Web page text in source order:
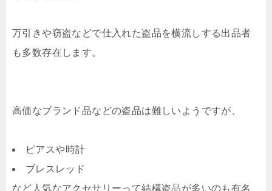
万引きや窃盗などで仕入れた盗品を横流しする出品者
も多数存在します。
高価なブランド品などの盗品は難しいようですが、
ピアスや時計
ブレスレッド
など人気なアクセサリーって結構盗品が多いのも有名